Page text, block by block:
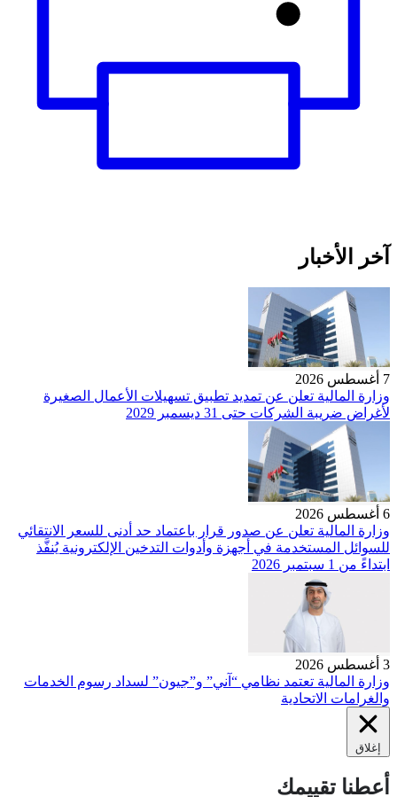
آخر الأخبار
7 أغسطس 2026
وزارة المالية تعلن عن تمديد تطبيق تسهيلات الأعمال الصغيرة
لأغراض ضريبة الشركات حتى 31 ديسمبر 2029
6 أغسطس 2026
وزارة المالية تعلن عن صدور قرار باعتماد حد أدنى للسعر الانتقائي
للسوائل المستخدمة في أجهزة وأدوات التدخين الإلكترونية يُنفَّذ
ابتداءً من 1 سبتمبر 2026
3 أغسطس 2026
وزارة المالية تعتمد نظامي “آني” و”جيون” لسداد رسوم الخدمات
والغرامات الاتحادية
إغلاق
أعطنا تقييمك